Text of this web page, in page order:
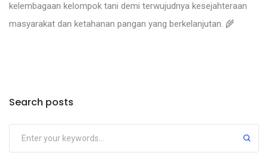
kelembagaan kelompok tani demi terwujudnya kesejahteraan
masyarakat dan ketahanan pangan yang berkelanjutan. 🌾
Search posts